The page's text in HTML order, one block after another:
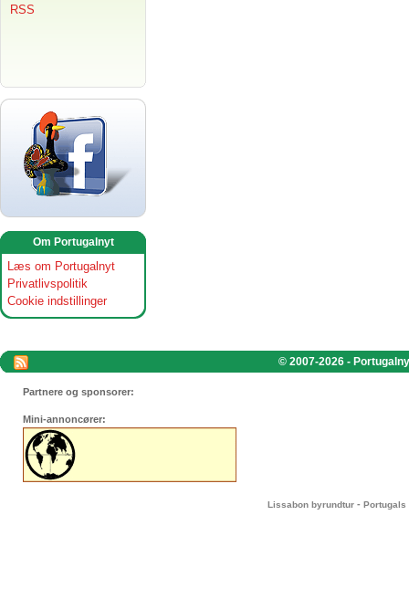
RSS
Om Portugalnyt
Læs om Portugalnyt
Privatlivspolitik
Cookie indstillinger
© 2007-2026 -
Partnere og sponsorer:
Mini-annoncører:
Lissabon byrundtur - Portugals